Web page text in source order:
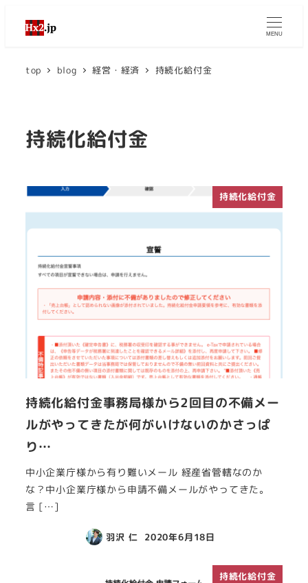
MENU
top blog 経営・経済 持続化給付金
持続化給付金
持続化給付金
持続化給付金事務局様から2回目の不備メー
ルがやってきたが何がいけないのかさっぱ
り…
中小企業庁様から有り難いメール 経産省管轄なのか
な？中小企業庁様から申請不備メールがやってきた。
言 […]
羽沢 仁 2020年6月18日
持続化給付金